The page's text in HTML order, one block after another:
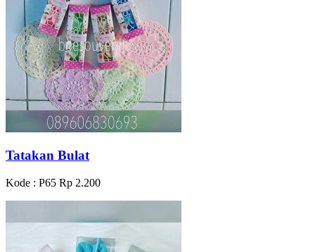
Tatakan Bulat
Kode : P65 Rp 2.200